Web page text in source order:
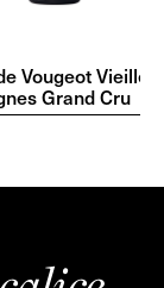
Vougeot Vieilles
Grand Cru